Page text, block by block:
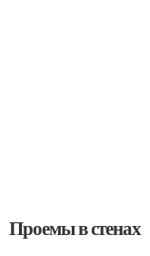
Проемы в стенах